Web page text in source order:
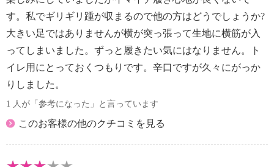
す。私でギリギリ踵が収まるので他の方はどうでしょうか?
大きい足ではありませんが横が突っ張って生地に横筋が入
ってしまいました。ずっと履きたい気にはなりません。ト
イレ用にとっておくつもりです。辛口ですが久々にがっか
りしました。
1 人が「参考になった」と言っています
このお客様の他のクチコミを見る